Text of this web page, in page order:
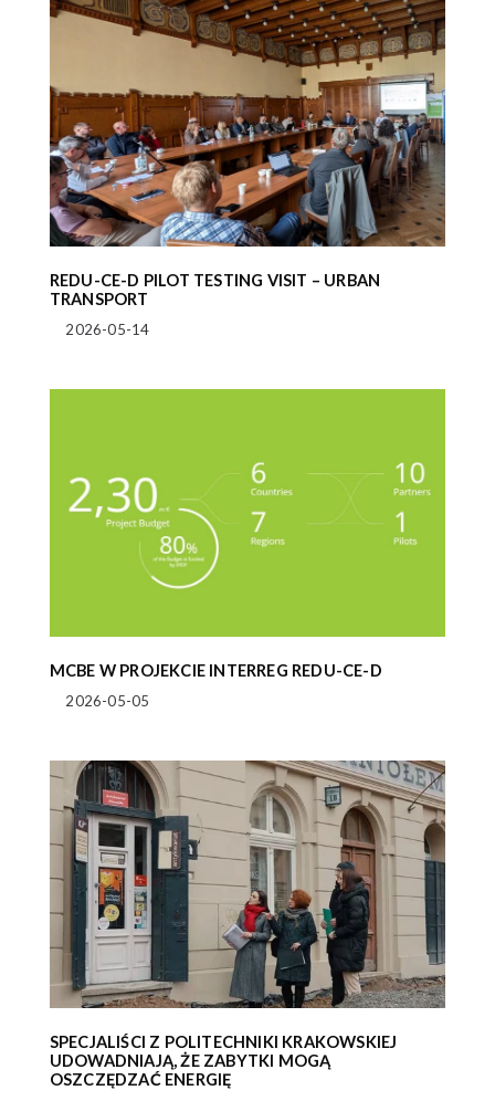
REDU-CE-D PILOT TESTING VISIT – URBAN
TRANSPORT
2026-05-14
MCBE W PROJEKCIE INTERREG REDU-CE-D
2026-05-05
SPECJALIŚCI Z POLITECHNIKI KRAKOWSKIEJ
UDOWADNIAJĄ, ŻE ZABYTKI MOGĄ
OSZCZĘDZAĆ ENERGIĘ